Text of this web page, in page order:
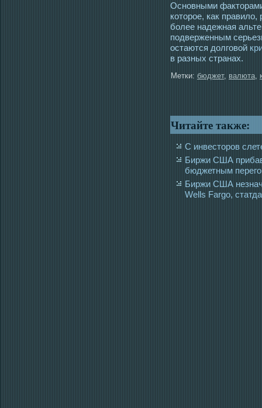
Основными
которое, как правило,
более надежная
подверженным
остаются долговой
в разных странах.
Метки: бюджет, валюта,
Читайте также:
С инвесторов
Биржи США
бюджетным
Биржи США
Wells Fargo,